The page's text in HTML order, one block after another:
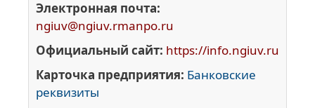
Электронная почта:
ngiuv@ngiuv.rmanpo.ru
Официальный сайт: https://info.ngiuv.ru
Карточка предприятия: Банковские
реквизиты